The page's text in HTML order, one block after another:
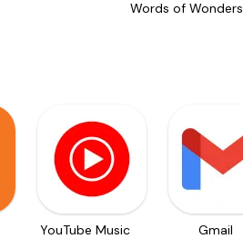
Words of Wonders
YouTube Music Gmail